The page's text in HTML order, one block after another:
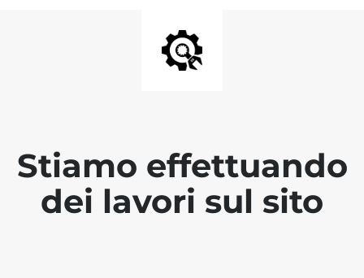
Stiamo effettuando
dei lavori sul sito